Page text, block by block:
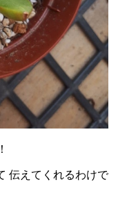
伝えてくれるわけで